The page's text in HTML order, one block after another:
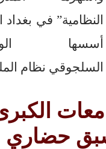
في بغداد التي
الوزير
نظام الملك.
الكبرى:
حضاري